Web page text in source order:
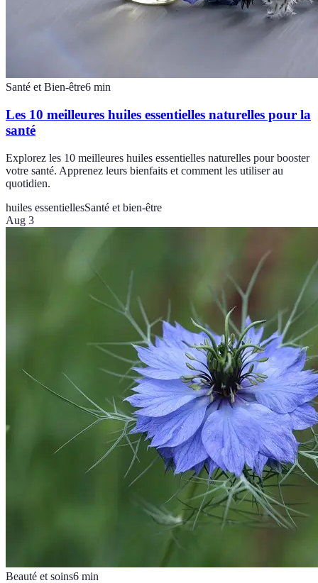
Santé et Bien-être6 min
Les 10 meilleures huiles essentielles naturelles pour la
santé
Explorez les 10 meilleures huiles essentielles naturelles pour booster
votre santé. Apprenez leurs bienfaits et comment les utiliser au
quotidien.
huiles essentiellesSanté et bien-être
Aug 3
Beauté et soins6 min